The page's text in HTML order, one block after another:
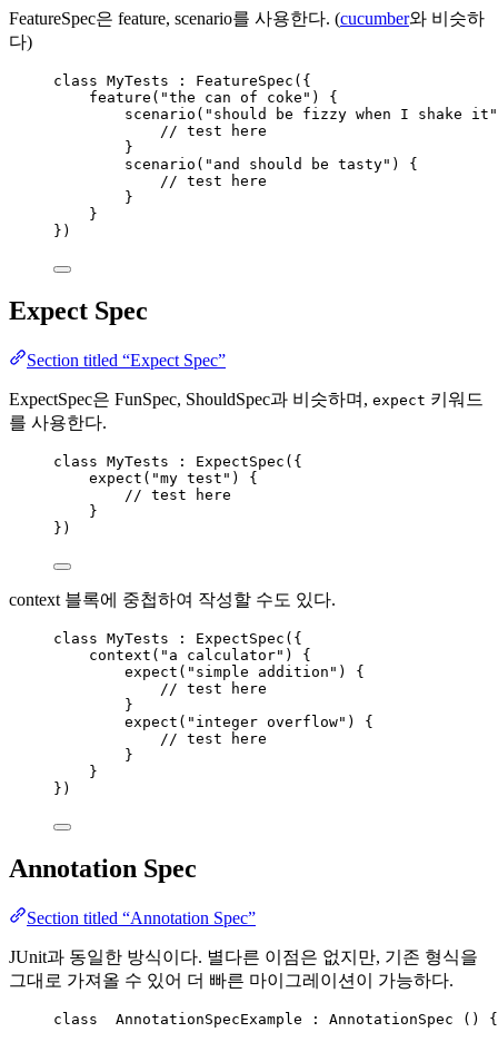
FeatureSpec은 feature, scenario를 사용한다. (cucumber와 비슷하
다)
class MyTests : FeatureSpec({
feature ( "the can of coke" ) {
scenario ( "should be fizzy when I shake it"
// test here
}
scenario ( "and should be tasty" ) {
// test here
}
}
})
Expect Spec
Section titled “Expect Spec”
ExpectSpec은 FunSpec, ShouldSpec과 비슷하며, expect 키워드
를 사용한다.
class MyTests : ExpectSpec({
expect ( "my test" ) {
// test here
}
})
context 블록에 중첩하여 작성할 수도 있다.
class MyTests : ExpectSpec({
context ( "a calculator" ) {
expect ( "simple addition" ) {
// test here
}
expect ( "integer overflow" ) {
// test here
}
}
})
Annotation Spec
Section titled “Annotation Spec”
JUnit과 동일한 방식이다. 별다른 이점은 없지만, 기존 형식을
그대로 가져올 수 있어 더 빠른 마이그레이션이 가능하다.
class
  AnnotationSpecExample : AnnotationSpec () {